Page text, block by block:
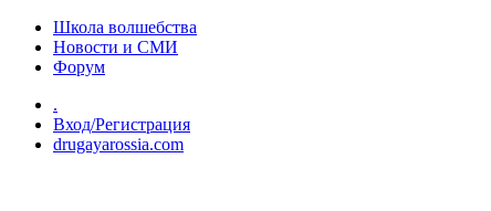
Перейти к основному содержанию
Школа волшебства
Новости и СМИ
Форум
.
Вход/Регистрация
drugayarossia.com